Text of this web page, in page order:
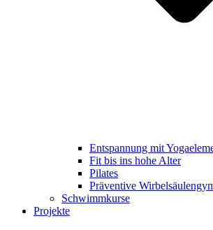
Entspannung mit
Fit bis ins hohe Alter
Pilates
Präventive
Schwimmkurse
Projekte